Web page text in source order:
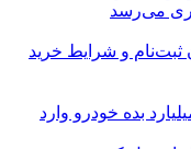
می‌رسد
و شرایط خرید
خارج‌نشین‌ها با سهمیه اقامت / ۸ میلیارد بده خودرو وارد